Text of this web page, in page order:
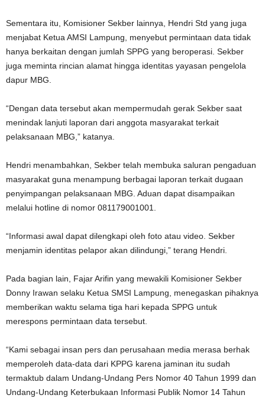
Sementara itu, Komisioner Sekber lainnya, Hendri Std yang juga
menjabat Ketua AMSI Lampung, menyebut permintaan data tidak
hanya berkaitan dengan jumlah SPPG yang beroperasi. Sekber
juga meminta rincian alamat hingga identitas yayasan pengelola
dapur MBG.
“Dengan data tersebut akan mempermudah gerak Sekber saat
menindak lanjuti laporan dari anggota masyarakat terkait
pelaksanaan MBG,” katanya.
Hendri menambahkan, Sekber telah membuka saluran pengaduan
masyarakat guna menampung berbagai laporan terkait dugaan
penyimpangan pelaksanaan MBG. Aduan dapat disampaikan
melalui hotline di nomor 081179001001.
“Informasi awal dapat dilengkapi oleh foto atau video. Sekber
menjamin identitas pelapor akan dilindungi,” terang Hendri.
Pada bagian lain, Fajar Arifin yang mewakili Komisioner Sekber
Donny Irawan selaku Ketua SMSI Lampung, menegaskan pihaknya
memberikan waktu selama tiga hari kepada SPPG untuk
merespons permintaan data tersebut.
“Kami sebagai insan pers dan perusahaan media merasa berhak
memperoleh data-data dari KPPG karena jaminan itu sudah
termaktub dalam Undang-Undang Pers Nomor 40 Tahun 1999 dan
Undang-Undang Keterbukaan Informasi Publik Nomor 14 Tahun